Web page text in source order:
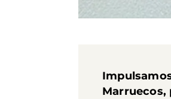
Marruecos,